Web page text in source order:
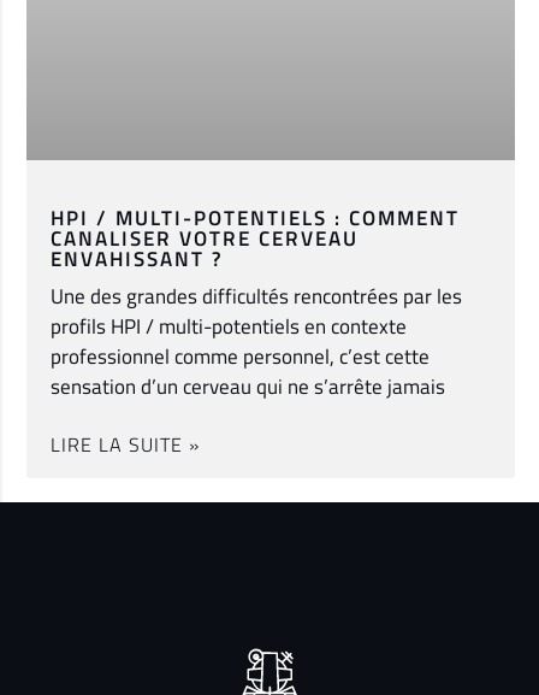
HPI / MULTI-POTENTIELS : COMMENT
CANALISER VOTRE CERVEAU
ENVAHISSANT ?
Une des grandes difficultés rencontrées par les
profils HPI / multi-potentiels en contexte
professionnel comme personnel, c’est cette
sensation d’un cerveau qui ne s’arrête jamais
LIRE LA SUITE »